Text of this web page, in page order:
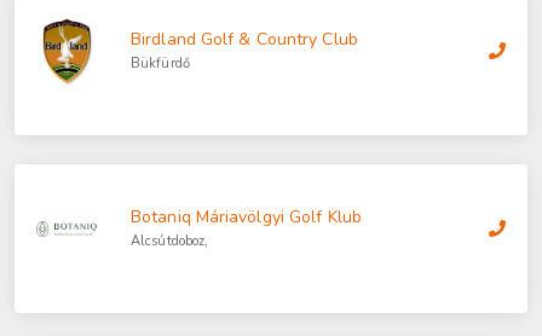
Birdland Golf & Country Club
Bükfürdő
Botaniq Máriavölgyi Golf Klub
Alcsútdoboz,